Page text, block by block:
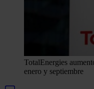
TotalEnergies
enero y septiembre